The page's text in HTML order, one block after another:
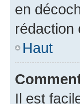
en
rédaction
Haut
Il est